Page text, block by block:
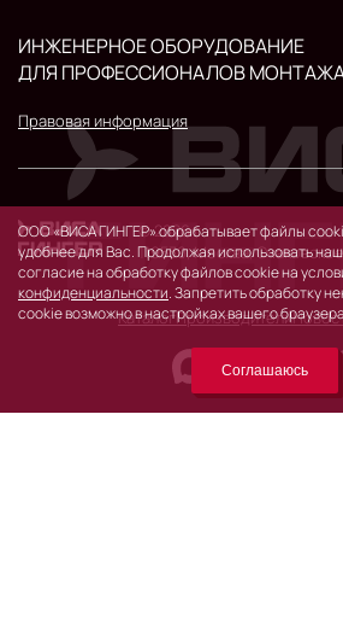
ИНЖЕНЕРНОЕ ОБОРУДОВАНИЕ
ДЛЯ ПРОФЕССИОНАЛОВ
Правовая информация
© 2026 г.
119530, Москва,
КаталогПроизводители
ООО «ВИСА ГИНГЕР» обрабатывает файлы
удобнее для Вас. Продолжая использовать
согласие на обработку файлов cookie на
конфиденциальности. Запретить обработку
cookie возможно в настройках вашего
Соглашаюсь